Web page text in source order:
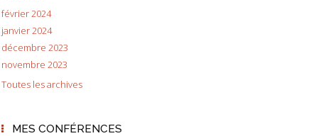
février 2024
janvier 2024
décembre 2023
novembre 2023
Toutes les archives
MES CONFÉRENCES